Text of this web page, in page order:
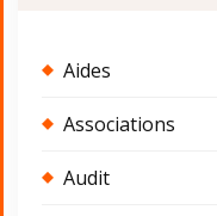
Aides
Associations
Audit